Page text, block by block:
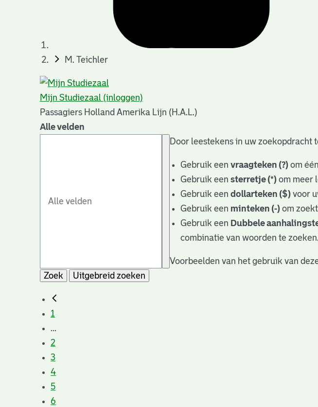
M. Teichler
Mijn Studiezaal (inloggen)
Passagiers Holland Amerika Lijn (H.A.L.)
Alle velden
Door leestekens in uw
Gebruik eenvraagteken (?) om
Gebruik eensterretje (*) om meer
Gebruik eendollarteken ($) voor
Gebruik een minteken (-) om
Gebruik een Dubbele
combinatie van woorden te zoeken.
Voorbeelden van het gebruik van
Zoek
Uitgebreid zoeken
1
...
2
3
4
5
6